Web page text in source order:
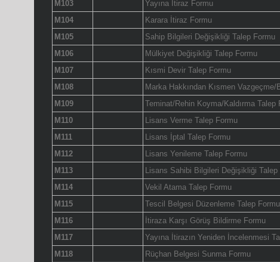
M103
Yayına İtiraz Formu
M104
Karara İtiraz Formu
M105
Sahip Bilgileri Değişikliği Talep Formu
M106
Mülkiyet Değişikliği Talep Formu
M107
Kısmi Devir Talep Formu
M108
Marka Hakkından Kısmen Vazgeçme/
M109
Teminat/Rehin Koyma/Kaldırma Talep
M110
Lisans Verme Talep Formu
M111
Lisans İptal Talep Formu
M112
Lisans Yenileme Talep Formu
M113
Lisans Sahibi Bilgileri Değişikliği Talep
M114
Vekil Atama Talep Formu
M115
Tescil Belgesi Düzenleme Talep Formu
M116
İtiraza Karşı Görüş Bildirme Formu
M117
Yayına İtirazın Yeniden İncelenmesi
M118
Rüçhan Belgesi Sunma Formu